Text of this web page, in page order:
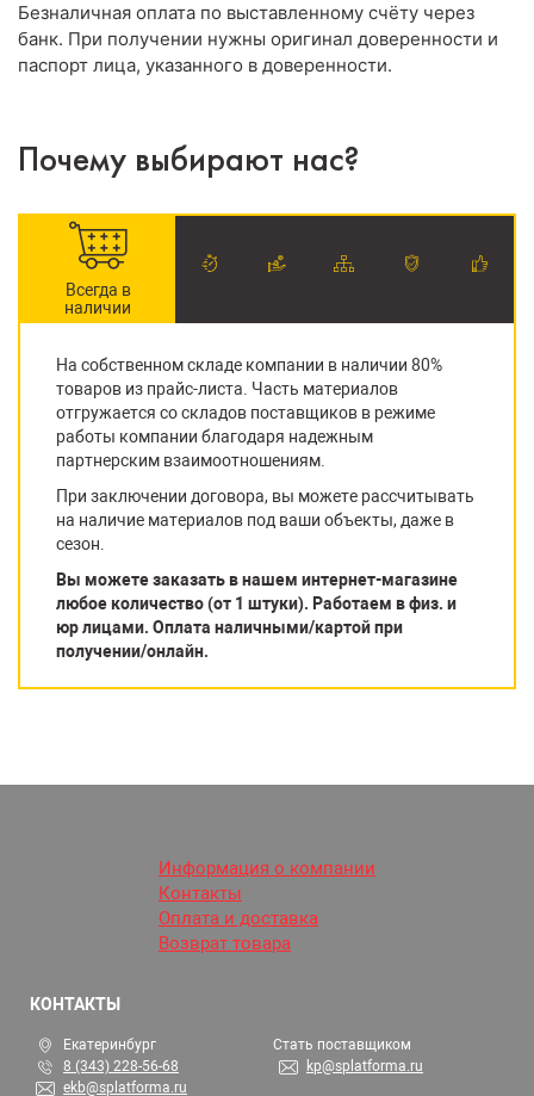
Безналичная оплата по выставленному счёту через
банк. При получении нужны оригинал доверенности и
паспорт лица, указанного в доверенности.
Почему выбирают нас?
Всегда в
наличии
На собственном складе компании в наличии 80%
товаров из прайс-листа. Часть материалов
отгружается со складов поставщиков в режиме
работы компании благодаря надежным
партнерским взаимоотношениям.
При заключении договора, вы можете рассчитывать
на наличие материалов под ваши объекты, даже в
сезон.
Вы можете заказать в нашем интернет-магазине
любое количество (от 1 штуки). Работаем в физ. и
юр лицами. Оплата наличными/картой при
получении/онлайн.
Информация о компании
Контакты
Оплата и доставка
Возврат товара
КОНТАКТЫ
Екатеринбург
8 (343) 228-56-68
ekb@splatforma.ru
Стать поставщиком
kp@splatforma.ru